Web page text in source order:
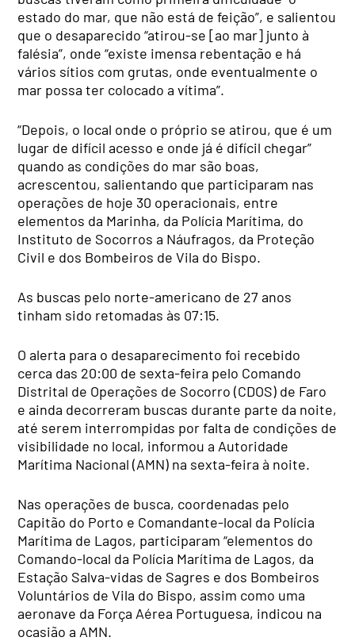
estado do mar, que não está de feição”, e salientou
que o desaparecido “atirou-se [ao mar] junto à
falésia”, onde “existe imensa rebentação e há
vários sítios com grutas, onde eventualmente o
mar possa ter colocado a vítima”.
“Depois, o local onde o próprio se atirou, que é um
lugar de difícil acesso e onde já é difícil chegar”
quando as condições do mar são boas,
acrescentou, salientando que participaram nas
operações de hoje 30 operacionais, entre
elementos da Marinha, da Polícia Marítima, do
Instituto de Socorros a Náufragos, da Proteção
Civil e dos Bombeiros de Vila do Bispo.
As buscas pelo norte-americano de 27 anos
tinham sido retomadas às 07:15.
O alerta para o desaparecimento foi recebido
cerca das 20:00 de sexta-feira pelo Comando
Distrital de Operações de Socorro (CDOS) de Faro
e ainda decorreram buscas durante parte da noite,
até serem interrompidas por falta de condições de
visibilidade no local, informou a Autoridade
Marítima Nacional (AMN) na sexta-feira à noite.
Nas operações de busca, coordenadas pelo
Capitão do Porto e Comandante-local da Polícia
Marítima de Lagos, participaram “elementos do
Comando-local da Polícia Marítima de Lagos, da
Estação Salva-vidas de Sagres e dos Bombeiros
Voluntários de Vila do Bispo, assim como uma
aeronave da Força Aérea Portuguesa, indicou na
ocasião a AMN.